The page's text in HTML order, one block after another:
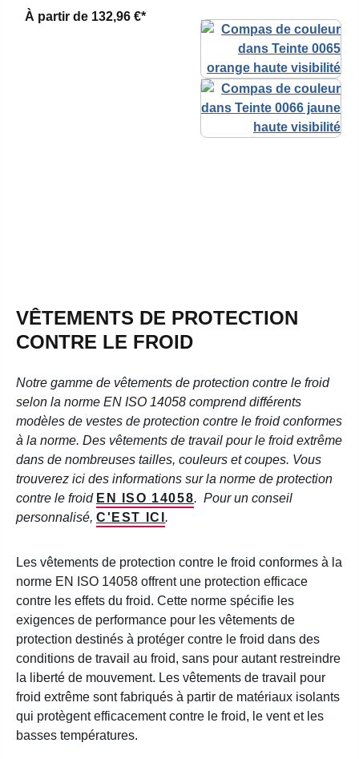
À partir de 132,96 €*
VÊTEMENTS DE PROTECTION
CONTRE LE FROID
Notre gamme de vêtements de protection contre le froid
selon la norme EN ISO 14058 comprend différents
modèles de vestes de protection contre le froid conformes
à la norme. Des vêtements de travail pour le froid extrême
dans de nombreuses tailles, couleurs et coupes. Vous
trouverez ici des informations sur la norme de protection
contre le froid EN ISO 14058.Pour un conseil
personnalisé, C'EST ICI.
Les vêtements de protection contre le froid conformes à la
norme EN ISO 14058 offrent une protection efficace
contre les effets du froid. Cette norme spécifie les
exigences de performance pour les vêtements de
protection destinés à protéger contre le froid dans des
conditions de travail au froid, sans pour autant restreindre
la liberté de mouvement. Les vêtements de travail pour
froid extrême sont fabriqués à partir de matériaux isolants
qui protègent efficacement contre le froid, le vent et les
basses températures.